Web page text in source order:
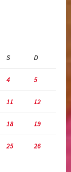
S D
4 5
11 12
18 19
25 26